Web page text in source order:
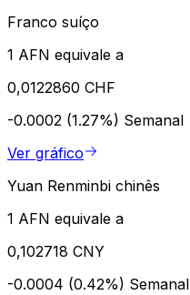
Franco suíço
1 AFN equivale a
0,0122860 CHF
-0.0002 (1.27%) Semanal
Ver gráfico
Yuan Renminbi chinês
1 AFN equivale a
0,102718 CNY
-0.0004 (0.42%) Semanal